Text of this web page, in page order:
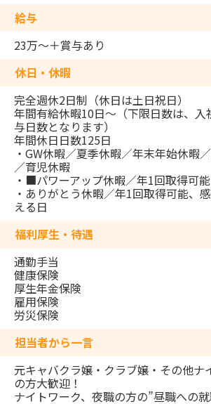
給与
23万～＋賞与あり
休日・休暇
完全週休2日制（休日は土日祝日）
年間有給休暇10日～（下限日数は、入
与日数となります）
年間休日日数125日
・GW休暇／夏季休暇／年末年始休暇
／育児休暇
・■パワーアップ休暇／年1回取得可能
・ありがとう休暇／年1回取得可能、
える日
福利厚生・待遇
通勤手当
健康保険
厚生年金保険
雇用保険
労災保険
担当者から一言
元キャバクラ嬢・クラブ嬢・その他ナ
の方大歓迎！
ナイトワーク、夜職の方の”昼職への